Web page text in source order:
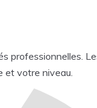
et votre niveau.